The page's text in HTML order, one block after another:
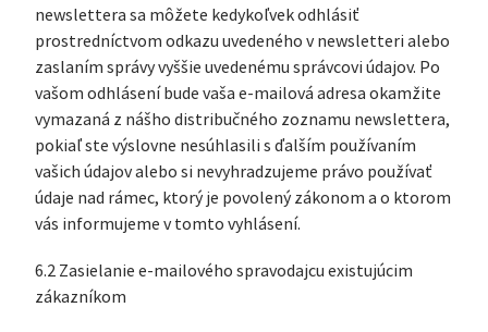
newslettera sa môžete kedykoľvek odhlásiť
prostredníctvom odkazu uvedeného v newsletteri alebo
zaslaním správy vyššie uvedenému správcovi údajov. Po
vašom odhlásení bude vaša e-mailová adresa okamžite
vymazaná z nášho distribučného zoznamu newslettera,
pokiaľ ste výslovne nesúhlasili s ďalším používaním
vašich údajov alebo si nevyhradzujeme právo používať
údaje nad rámec, ktorý je povolený zákonom a o ktorom
vás informujeme v tomto vyhlásení.
6.2 Zasielanie e-mailového spravodajcu existujúcim
zákazníkom